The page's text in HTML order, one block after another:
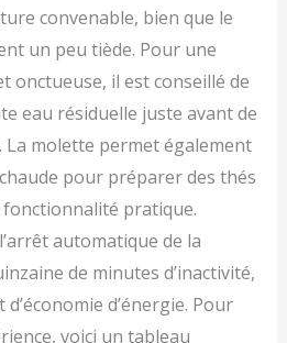
convenable, bien que le
un peu tiède. Pour une
onctueuse, il est conseillé de
eau résiduelle juste avant de
La molette permet également
pour préparer des thés
pratique.
automatique de la
de minutes d’inactivité,
d’énergie. Pour
voici un tableau